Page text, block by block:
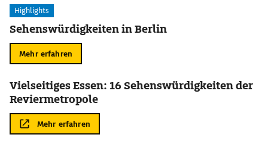
Highlights
Sehenswürdigkeiten in Berlin
Mehr erfahren
Vielseitiges Essen: 16 Sehenswürdigkeiten der
Reviermetropole
Mehr erfahren